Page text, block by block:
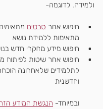
ולמידה. לדוגמה-
חיפוש אחר סרטים
מתאימות ללמידת נושא
חיפוש מידע מחקרי חדש
חיפוש אחר שיטות לפיתוח
לתלמידים שלאחרונה
וחדשנית
ובמיוחד- הנגשת המידע